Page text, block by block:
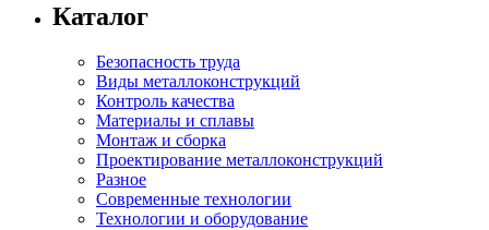
Каталог
Безопасность труда
Виды металлоконструкций
Контроль качества
Материалы и сплавы
Монтаж и сборка
Проектирование металлоконструкций
Разное
Современные технологии
Технологии и оборудование